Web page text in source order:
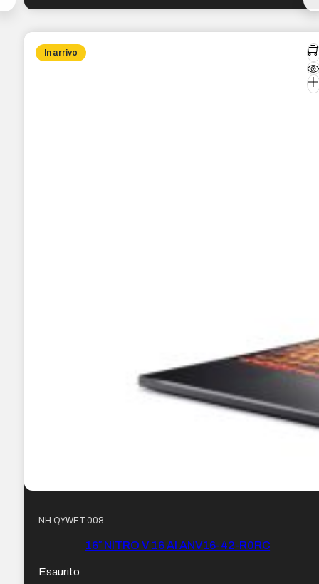
In arrivo
NH.QYWET.008
16″ NITRO V 16 AI ANV16-42-R0RC
Esaurito